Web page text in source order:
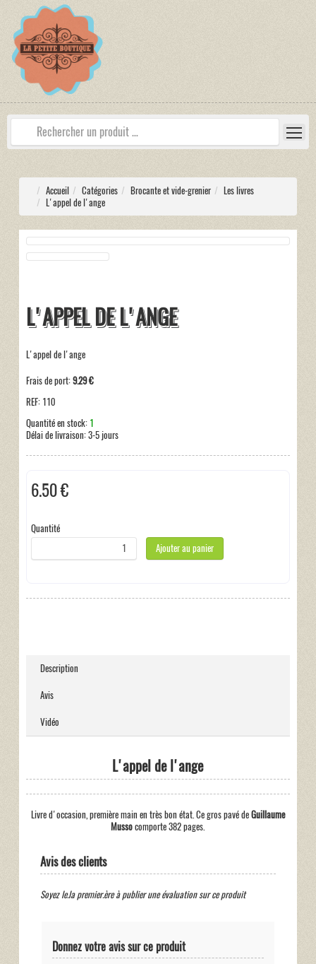
Accueil Catégories Brocante et vide-grenier
Les livres
L'appel de l'ange
L'APPEL DE L'ANGE
L'appel de l'ange
Frais de port:9.29 €
REF: 110
Quantité en stock: 1
Délai de livraison:3-5 jours
6.50 €
Quantité
Ajouter au panier
Description
Avis
Vidéo
L'appel de l'ange
Livre d'occasion, première main en très bon état. Ce gros pavé deGuillaume
Mussocomporte 382 pages.
Avis des clients
Soyez le.la premier.ère à publier une évaluation sur ce produit
Donnez votre avis sur ce produit